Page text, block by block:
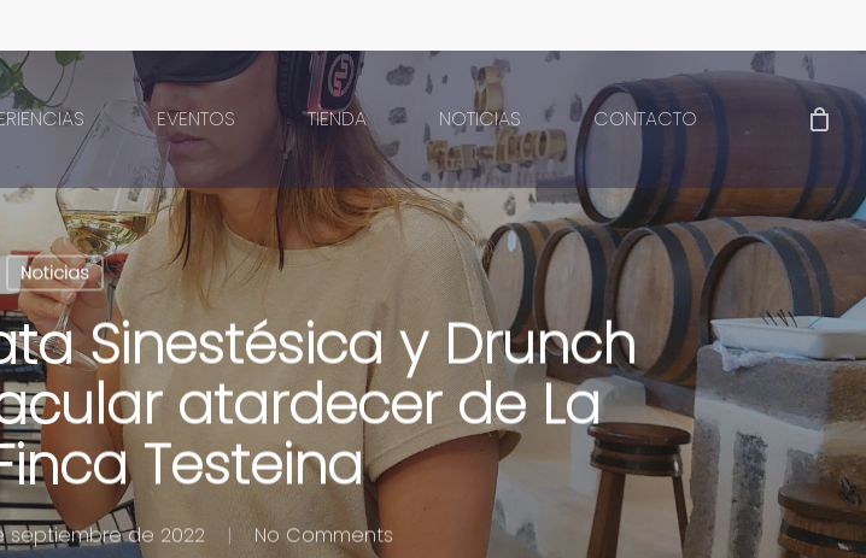
EVENTOS TIENDA NOTICIAS CONTACTO
Noticias
Sinestésica y Drunch
atardecer de La
Testeina
septiembre de 2022 No Comments